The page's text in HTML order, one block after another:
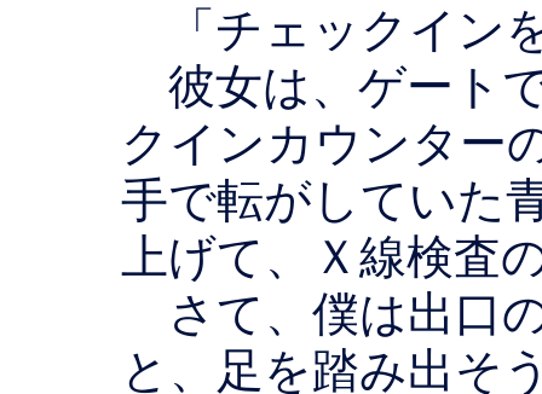
「チェックイン
彼女は、ゲート
クインカウンター
手で転がしていた
上げて、Ｘ線検査
さて、僕は出口
と、足を踏み出そ